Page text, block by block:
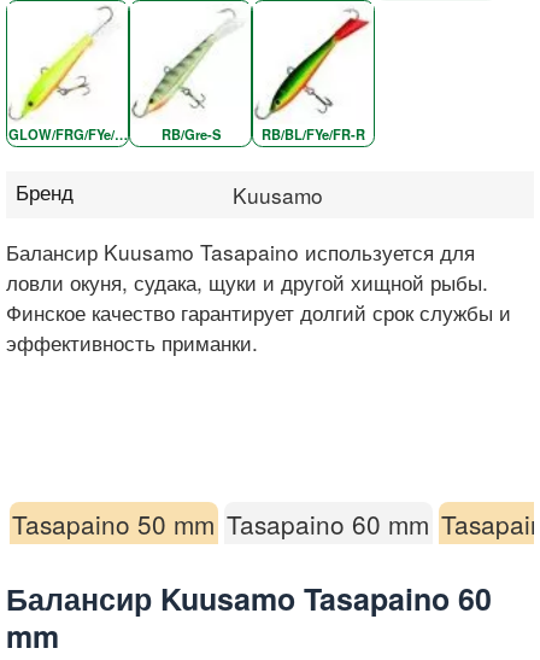
GLOW/FRG/FYe/W-O RB/Gre-S RB/BL/FYe/FR-R
Бренд Kuusamo
Балансир Kuusamo Tasapaino используется для
ловли окуня, судака, щуки и другой хищной рыбы.
Финское качество гарантирует долгий срок службы и
эффективность приманки.
Tasapaino 50 mm Tasapaino 60 mm
Балансир Kuusamo Tasapaino 60
mm